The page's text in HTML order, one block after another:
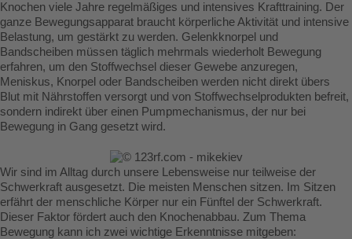
Knochen viele Jahre regelmäßiges und intensives Krafttraining. Der
ganze Bewegungsapparat braucht körperliche Aktivität und intensive
Belastung, um gestärkt zu werden. Gelenkknorpel und
Bandscheiben müssen täglich mehrmals wiederholt Bewegung
erfahren, um den Stoffwechsel dieser Gewebe anzuregen,
Meniskus, Knorpel oder Bandscheiben werden nicht direkt übers
Blut mit Nährstoffen versorgt und von Stoffwechselprodukten befreit,
sondern indirekt über einen Pumpmechanismus, der nur bei
Bewegung in Gang gesetzt wird.
Wir sind im Alltag durch unsere Lebensweise nur teilweise der
Schwerkraft ausgesetzt. Die meisten Menschen sitzen. Im Sitzen
erfährt der menschliche Körper nur ein Fünftel der Schwerkraft.
Dieser Faktor fördert auch den Knochenabbau. Zum Thema
Bewegung kann ich zwei wichtige Erkenntnisse mitgeben: